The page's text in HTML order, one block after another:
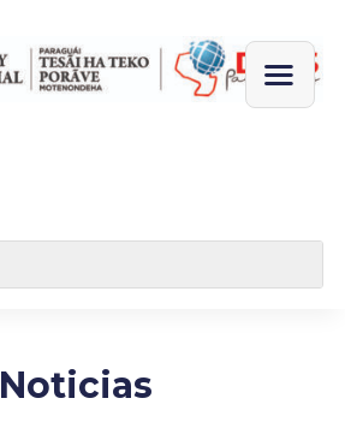
Noticias